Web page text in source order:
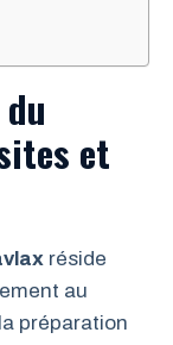
et
réside
au
préparation